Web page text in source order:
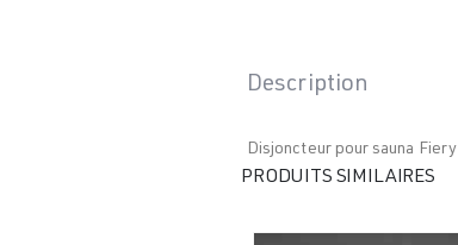
Description
Disjoncteur pour sauna Fiery
PRODUITS SIMILAIRES